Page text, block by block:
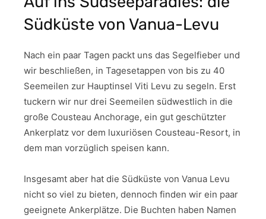
Südküste von Vanua-Levu
Nach ein paar Tagen packt uns das Segelfieber und
wir beschließen, in Tagesetappen von bis zu 40
Seemeilen zur Hauptinsel Viti Levu zu segeln. Erst
tuckern wir nur drei Seemeilen südwestlich in die
große Cousteau Anchorage, ein gut geschützter
Ankerplatz vor dem luxuriösen Cousteau-Resort, in
dem man vorzüglich speisen kann.
Insgesamt aber hat die Südküste von Vanua Levu
nicht so viel zu bieten, dennoch finden wir ein paar
geeignete Ankerplätze. Die Buchten haben Namen